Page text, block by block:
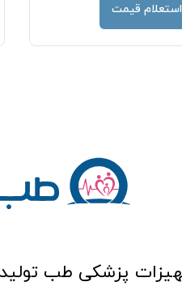
استعلام قیمت